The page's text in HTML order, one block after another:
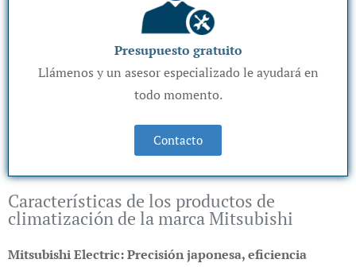
Presupuesto gratuito
Llámenos y un asesor especializado le ayudará en
todo momento.
Contacto
Características de los productos de
climatización de la marca Mitsubishi
Mitsubishi Electric: Precisión japonesa, eficiencia